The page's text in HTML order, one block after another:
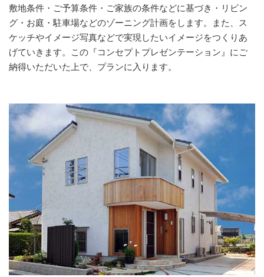
敷地条件・ご予算条件・ご家族の条件などに基づき・リビン
グ・お庭・駐車場などのゾーニング計画をします。また、ス
ケッチやイメージ写真などで実現したいイメージをつくりあ
げていきます。この『コンセプトプレゼンテーション』にご
納得いただいた上で、プランに入ります。